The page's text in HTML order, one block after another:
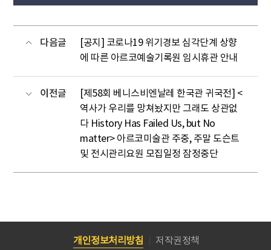
다음글
[공지] 코로나19 위기경보 심각단계 상향
에 따른 아르코예술기록원 임시휴관 안내
이전글
[제58회 베니스비엔날레 한국관 귀국전] <
역사가 우리를 망쳐놨지만 그래도 상관없
다 History Has Failed Us, but No
matter> 아르코미술관 주중, 주말 도슨트
및 전시관리요원 모집일정 잠정중단
개인정보처리방침
저작권정책